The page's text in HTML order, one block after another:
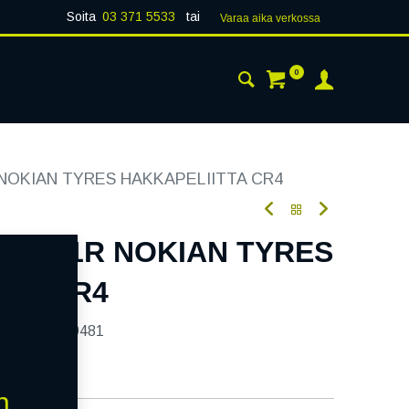
Soita 03 371 5533 tai Varaa aika verk​​​​ossa
0
TYRES HAKKAPELIITTA CR4
111R NOKIAN TYRES
CR4
239481